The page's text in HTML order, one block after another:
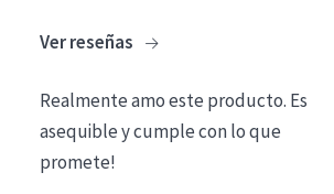
Limpieza
COLECCIÓN
Ver reseñas
Realmente amo este producto. Es
asequible y cumple con lo que
promete!